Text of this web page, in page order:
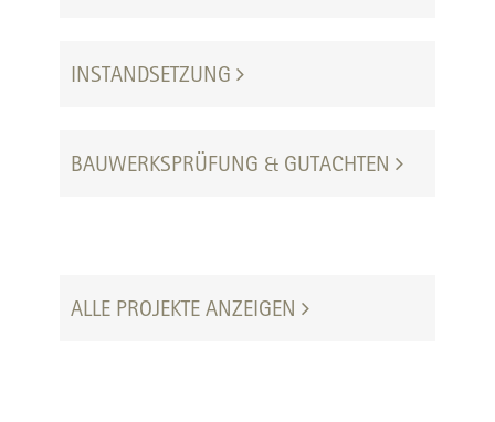
INSTANDSETZUNG
BAUWERKSPRÜFUNG & GUTACHTEN
ALLE PROJEKTE ANZEIGEN